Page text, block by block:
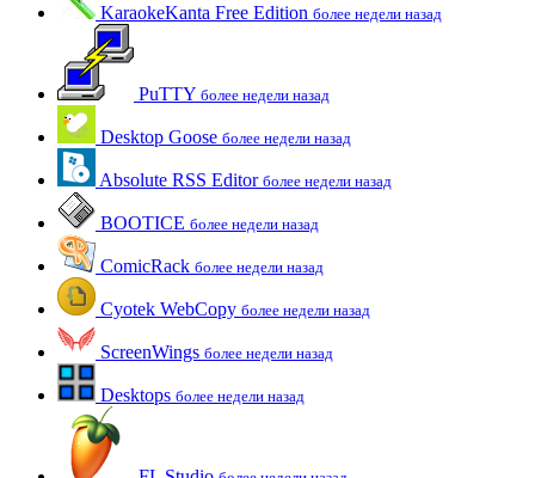
KaraokeKanta Free Edition более недели назад
PuTTY более недели назад
Desktop Goose более недели назад
Absolute RSS Editor более недели назад
BOOTICE более недели назад
ComicRack более недели назад
Cyotek WebCopy более недели назад
ScreenWings более недели назад
Desktops более недели назад